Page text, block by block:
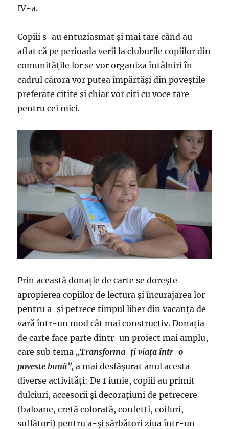
IV-a.
Copiii s-au entuziasmat şi mai tare când au
aflat că pe perioada verii la cluburile copiilor din
comunităţile lor se vor organiza întâlniri în
cadrul cărora vor putea împărtăşi din poveştile
preferate citite şi chiar vor citi cu voce tare
pentru cei mici.
Prin această donaţie de carte se doreşte
apropierea copiilor de lectura şi încurajarea lor
pentru a-şi petrece timpul liber din vacanţa de
vară într-un mod cât mai constructiv. Donaţia
de carte face parte dintr-un proiect mai amplu,
care sub tema,,Transforma-ţi viaţa într-o
poveste bună”, a mai desfăşurat anul acesta
diverse activităţi: De 1 iunie, copiii au primit
dulciuri, accesorii şi decoraţiuni de petrecere
(baloane, cretă colorată, confetti, coifuri,
suflători) pentru a-şi sărbători ziua într-un